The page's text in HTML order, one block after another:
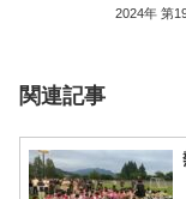
2024年 第
関連記事